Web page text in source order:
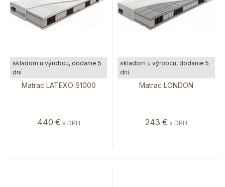
Matrac LATEXO S1000
skladom u výrobcu, dodanie 5
dní
440 € s DPH
Matrac LONDON
skladom u výrobcu, dodanie 5
dní
243 € s DPH